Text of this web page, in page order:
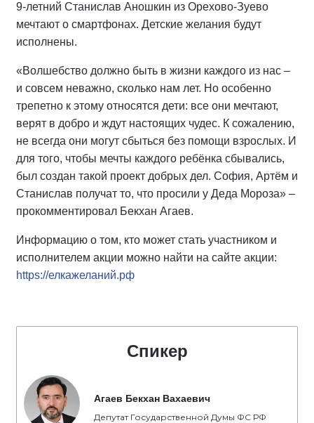
9-летний Станислав Аношкин из Орехово-Зуево
мечтают о смартфонах. Детские желания будут
исполнены.
«Волшебство должно быть в жизни каждого из нас –
и совсем неважно, сколько нам лет. Но особенно
трепетно к этому относятся дети: все они мечтают,
верят в добро и ждут настоящих чудес. К сожалению,
не всегда они могут сбыться без помощи взрослых. И
для того, чтобы мечты каждого ребёнка сбывались,
был создан такой проект добрых дел. София, Артём и
Станислав получат то, что просили у Деда Мороза» –
прокомментировал Бекхан Агаев.
Информацию о том, кто может стать участником и
исполнителем акции можно найти на сайте акции:
https://елкажеланий.рф
Спикер
Агаев Бекхан Вахаевич
Депутат Государственной Думы ФС РФ